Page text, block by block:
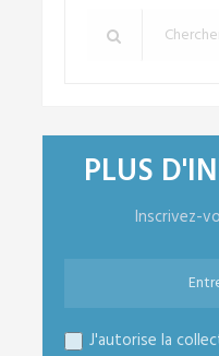
PLUS
Inscrivez-
J'autorise la